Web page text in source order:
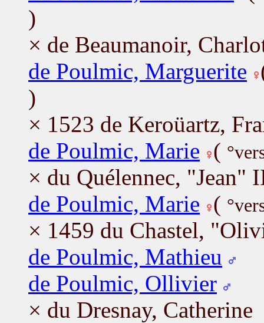
)
× de Beaumanoir,
de Poulmic, Marguerite
)
× 1523 de Keroüartz,
de Poulmic, Marie (
× du Quélennec, "Jean"
de Poulmic, Marie (
× 1459 du Chastel,
de Poulmic, Mathieu
de Poulmic, Ollivier
× du Dresnay, Catherine